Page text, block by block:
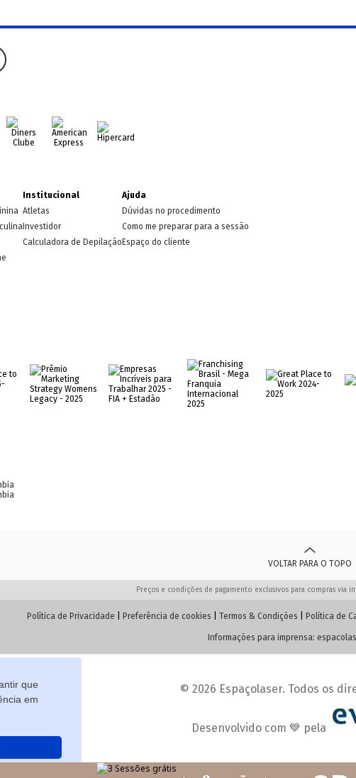
que
em
Institucional
Atletas
Investidor
Calculadora de Depilação
Ajuda
Dúvidas no procedimento
Como me preparar para a sessão
Espaço do cliente
VOLTAR PARA O TOPO
Preços e condições de pagamento exclusivos para compras via
Política de Privacidade Preferência de cookies Termos & Condições Política de
Informações para imprensa:
© 2026 Espaçolaser. Todos os
Desenvolvido com 💙 pela